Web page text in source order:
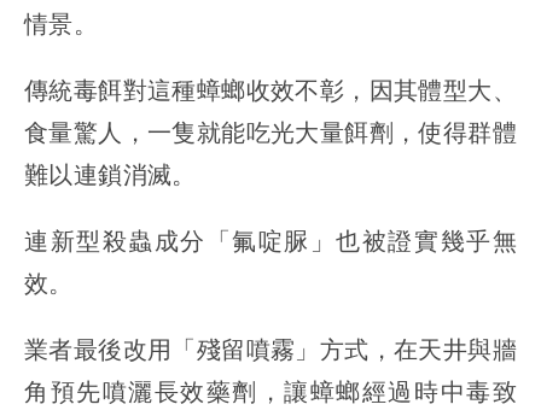
情景。
傳統毒餌對這種蟑螂收效不彰，因其體型大、
食量驚人，一隻就能吃光大量餌劑，使得群體
難以連鎖消滅。
連新型殺蟲成分「氟啶脲」也被證實幾乎無
效。
業者最後改用「殘留噴霧」方式，在天井與牆
角預先噴灑長效藥劑，讓蟑螂經過時中毒致